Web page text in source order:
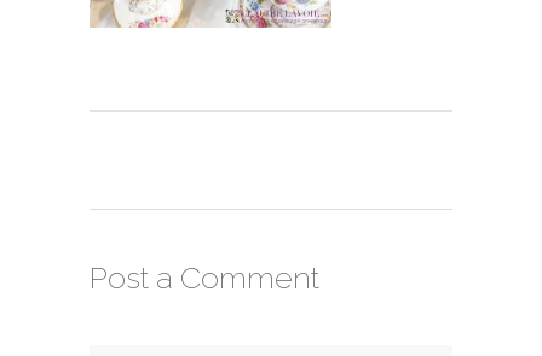
Post a Comment